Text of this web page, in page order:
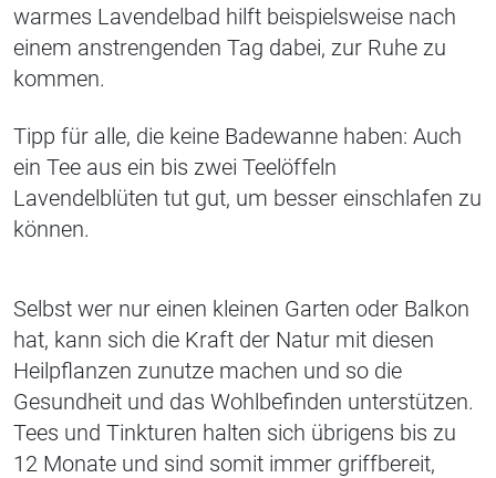
warmes Lavendelbad hilft beispielsweise nach
einem anstrengenden Tag dabei, zur Ruhe zu
kommen.
Tipp für alle, die keine Badewanne haben: Auch
ein Tee aus ein bis zwei Teelöffeln
Lavendelblüten tut gut, um besser einschlafen zu
können.
Selbst wer nur einen kleinen Garten oder Balkon
hat, kann sich die Kraft der Natur mit diesen
Heilpflanzen zunutze machen und so die
Gesundheit und das Wohlbefinden unterstützen.
Tees und Tinkturen halten sich übrigens bis zu
12 Monate und sind somit immer griffbereit,